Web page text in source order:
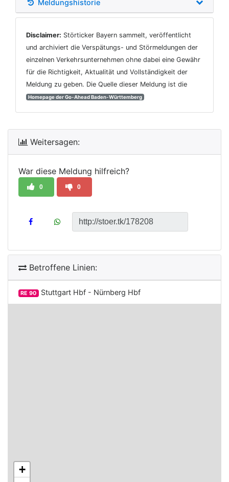
Meldungshistorie
Disclaimer: Störticker Bayern sammelt, veröffentlicht
und archiviert die Verspätungs- und Störmeldungen der
einzelnen Verkehrsunternehmen ohne dabei eine Gewähr
für die Richtigkeit, Aktualität und Vollständigkeit der
Meldung zu geben. Die Quelle dieser Meldung ist die
Homepage der Go-Ahead Baden-Württemberg
Weitersagen:
War diese Meldung hilfreich?
0 0
Betroffene Linien:
RE 90 Stuttgart Hbf - Nürnberg Hbf
+